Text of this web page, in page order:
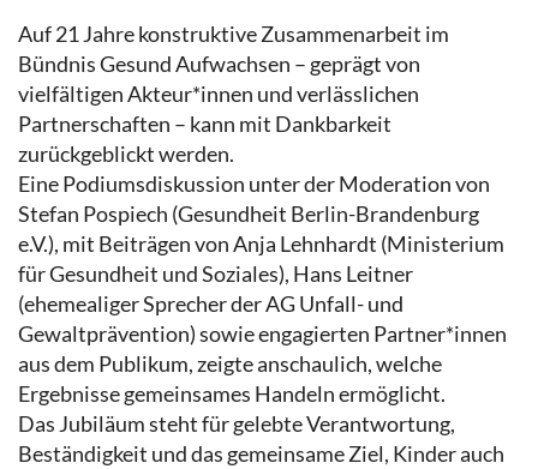
Auf 21 Jahre konstruktive Zusammenarbeit im
Bündnis Gesund Aufwachsen – geprägt von
vielfältigen Akteur*innen und verlässlichen
Partnerschaften – kann mit Dankbarkeit
zurückgeblickt werden.
Eine Podiumsdiskussion unter der Moderation von
Stefan Pospiech (Gesundheit Berlin-Brandenburg
e.V.), mit Beiträgen von Anja Lehnhardt (Ministerium
für Gesundheit und Soziales), Hans Leitner
(ehemealiger Sprecher der AG Unfall- und
Gewaltprävention) sowie engagierten Partner*innen
aus dem Publikum, zeigte anschaulich, welche
Ergebnisse gemeinsames Handeln ermöglicht.
Das Jubiläum steht für gelebte Verantwortung,
Beständigkeit und das gemeinsame Ziel, Kinder auch